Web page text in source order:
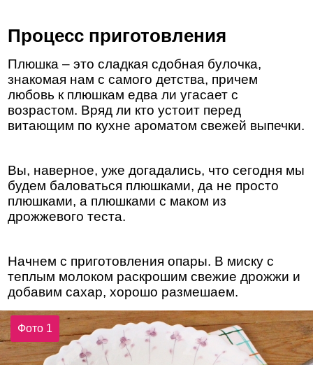
Процесс приготовления
Плюшка – это сладкая сдобная булочка,
знакомая нам с самого детства, причем
любовь к плюшкам едва ли угасает с
возрастом. Вряд ли кто устоит перед
витающим по кухне ароматом свежей выпечки.
Вы, наверное, уже догадались, что сегодня мы
будем баловаться плюшками, да не просто
плюшками, а плюшками с маком из
дрожжевого теста.
Начнем с приготовления опары. В миску с
теплым молоком раскрошим свежие дрожжи и
добавим сахар, хорошо размешаем.
Фото 1